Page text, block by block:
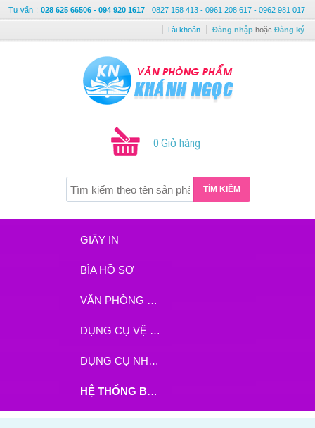
Tư vấn : 028 625 66506 - 094 920 1617 0827 158 413 - 0961 208 617 - 0962 981 017
Tài khoản Đăng nhập hoặc Đăng ký
0 Giỏ hàng
TÌM KIẾM
GIẤY IN
BÌA HỒ SƠ
VĂN PHÒNG PHẨM
DỤNG CỤ VỆ SINH
DỤNG CỤ NHÀ BẾP
HỆ THỐNG BHX - TGDĐ ĐẶT HÀNG TẠI ĐÂY